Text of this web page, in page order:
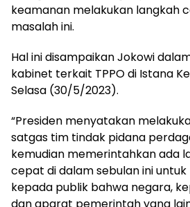
keamanan melakukan langkah
masalah ini.
Hal ini disampaikan Jokowi
kabinet terkait TPPO di Istana
Selasa (30/5/2023).
“Presiden menyatakan
satgas tim tindak pidana
kemudian memerintahkan ada
cepat di dalam sebulan ini
kepada publik bahwa negara,